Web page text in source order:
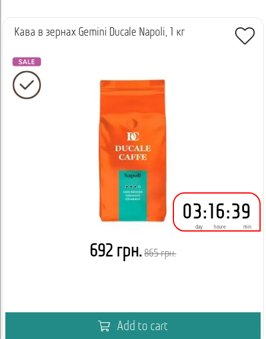
Кава в зернах Gemini Ducale Napoli, 1 кг
03
day
: 16
houre
:39
min
692 грн. 865 грн.
Add to cart